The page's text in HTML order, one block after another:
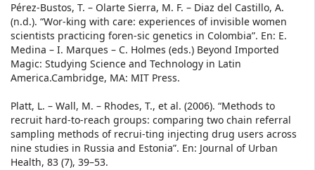
Pérez-Bustos, T. – Olarte Sierra, M. F. – Diaz del Castillo, A.
(n.d.). “Wor-king with care: experiences of invisible women
scientists practicing foren-sic genetics in Colombia”. En: E.
Medina – I. Marques – C. Holmes (eds.) Beyond Imported
Magic: Studying Science and Technology in Latin
America.Cambridge, MA: MIT Press.
Platt, L. – Wall, M. – Rhodes, T., et al. (2006). “Methods to
recruit hard-to-reach groups: comparing two chain referral
sampling methods of recrui-ting injecting drug users across
nine studies in Russia and Estonia”. En: Journal of Urban
Health, 83 (7), 39–53.